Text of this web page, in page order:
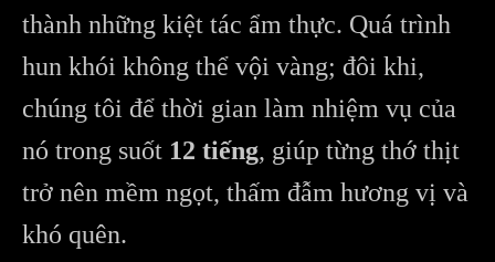
thành những kiệt tác ẩm thực. Quá trình
hun khói không thể vội vàng; đôi khi,
chúng tôi để thời gian làm nhiệm vụ của
nó trong suốt 12 tiếng, giúp từng thớ thịt
trở nên mềm ngọt, thấm đẫm hương vị và
khó quên.